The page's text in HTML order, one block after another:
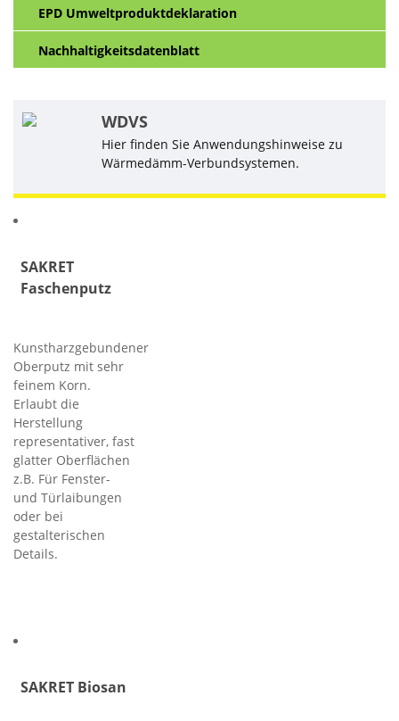
EPD Umweltproduktdeklaration
Nachhaltigkeitsdatenblatt
WDVS
Hier finden Sie Anwendungshinweise zu
Wärmedämm-Verbundsystemen.
SAKRET
Faschenputz
Kunstharzgebundener
Oberputz mit sehr
feinem Korn.
Erlaubt die
Herstellung
representativer, fast
glatter Oberflächen
z.B. Für Fenster-
und Türlaibungen
oder bei
gestalterischen
Details.
SAKRET Biosan